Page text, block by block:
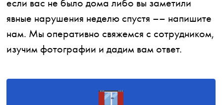
если вас не было дома либо вы заметили
явные нарушения неделю спустя –– напишите
нам. Мы оперативно свяжемся с сотрудником,
изучим фотографии и дадим вам ответ.